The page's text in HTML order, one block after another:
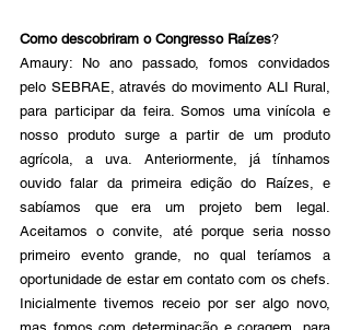
Como descobriram o Congresso Raízes?
Amaury: No ano passado, fomos convidados
pelo SEBRAE, através do movimento ALI Rural,
para participar da feira. Somos uma vinícola e
nosso produto surge a partir de um produto
agrícola, a uva. Anteriormente, já tínhamos
ouvido falar da primeira edição do Raízes, e
sabíamos que era um projeto bem legal.
Aceitamos o convite, até porque seria nosso
primeiro evento grande, no qual teríamos a
oportunidade de estar em contato com os chefs.
Inicialmente tivemos receio por ser algo novo,